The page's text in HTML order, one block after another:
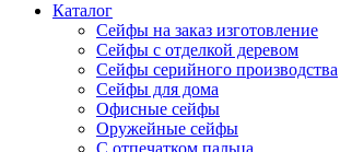
Каталог
Сейфы на заказ изготовление
Сейфы с отделкой деревом
Сейфы серийного производства
Сейфы для дома
Офисные сейфы
Оружейные сейфы
С отпечатком пальца